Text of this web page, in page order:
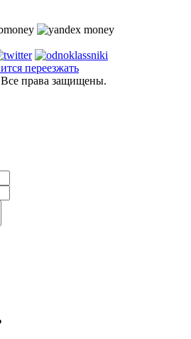
переезжать
права защищены.